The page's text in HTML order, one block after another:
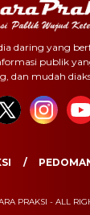
daring yang
publik
dan mudah
PRAKSI - ALL